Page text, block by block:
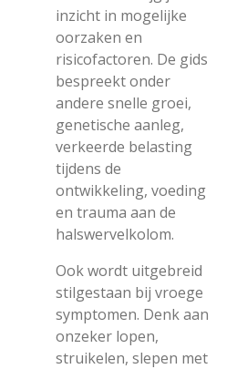
inzicht in mogelijke
oorzaken en
risicofactoren. De gids
bespreekt onder
andere snelle groei,
genetische aanleg,
verkeerde belasting
tijdens de
ontwikkeling, voeding
en trauma aan de
halswervelkolom.
Ook wordt uitgebreid
stilgestaan bij vroege
symptomen. Denk aan
onzeker lopen,
struikelen, slepen met